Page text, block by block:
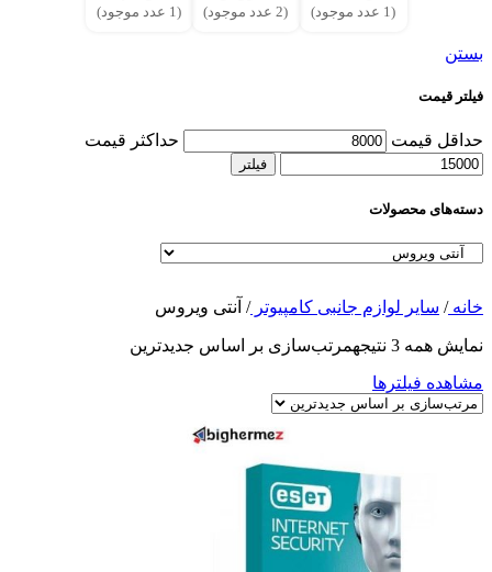
(1 عدد موجود) (2 عدد موجود) (1 عدد موجود)
بستن
فیلتر قیمت
حداقل قیمت حداکثر قیمت
فیلتر
دسته‌های محصولات
خانه/ سایر لوازم جانبی کامپیوتر/ آنتی ویروس
نمایش همه 3 نتیجه
مرتب‌سازی بر اساس جدیدترین
مشاهده فیلترها